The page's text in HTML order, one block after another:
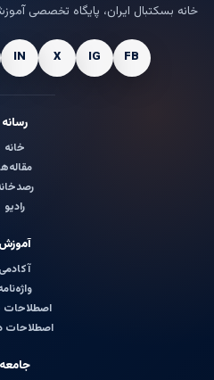
خانه بسکتبال ایران، پایگاه تخصصی
رسانه
خانه
رادیو
آموزش
آکادمی
اصطلاحات
اصطلاحات
جامعه